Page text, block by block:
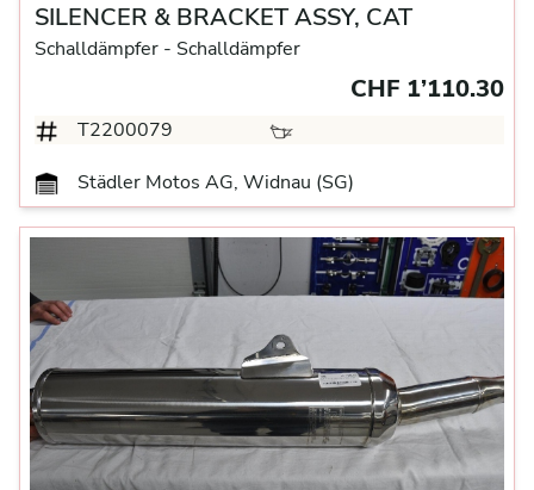
SILENCER & BRACKET ASSY, CAT
Schalldämpfer - Schalldämpfer
CHF 1’110.30
T2200079
Städler Motos AG, Widnau (SG)